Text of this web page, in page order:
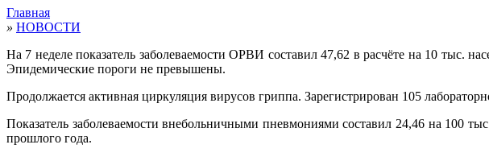
Главная
» НОВОСТИ
На 7 неделе показатель заболеваемости ОРВИ составил 47,62 в расчёте на 10 тыс.
Эпидемические пороги не превышены.
Продолжается активная циркуляция вирусов гриппа. Зарегистрирован 105
Показатель заболеваемости внебольничными пневмониями составил 24,46 на 100
прошлого года.